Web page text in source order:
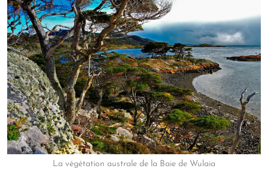
La végétation australe de la Baie de Wulaia